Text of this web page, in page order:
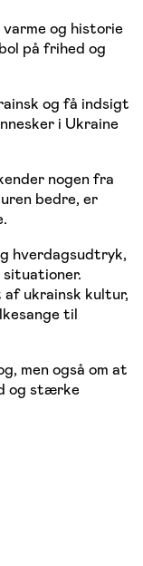
og historie
på frihed og
og få indsigt
i Ukraine
nogen fra
bedre, er
hverdagsudtryk,
situationer.
af ukrainsk kultur,
til
men også om at
og stærke